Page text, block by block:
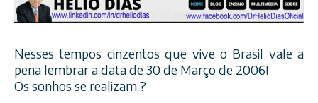
Nesses tempos cinzentos que vive o Brasil vale a
pena lembrar a data de 30 de Março de 2006!
Os sonhos se realizam ?